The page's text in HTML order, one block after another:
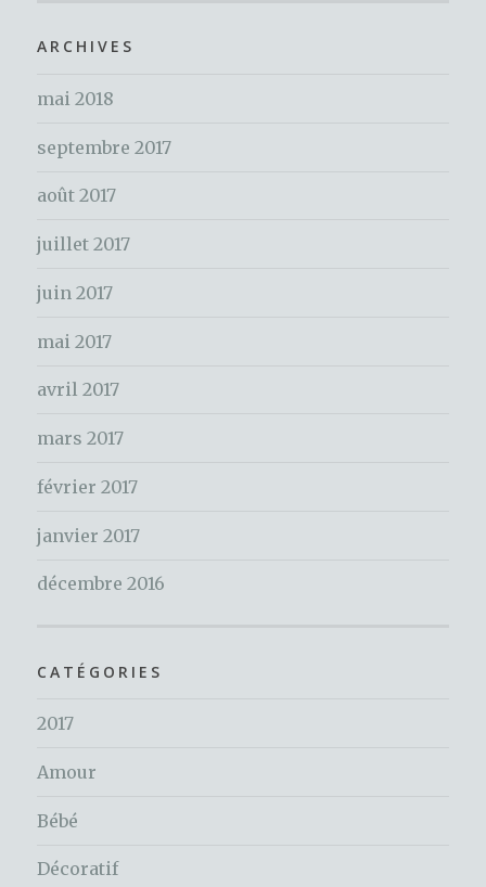
k
h
r
e
:
ARCHIVES
mai 2018
septembre 2017
août 2017
juillet 2017
juin 2017
mai 2017
avril 2017
mars 2017
février 2017
janvier 2017
décembre 2016
CATÉGORIES
2017
Amour
Bébé
Décoratif